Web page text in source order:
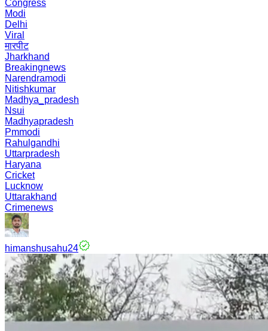
Congress
Modi
Delhi
Viral
मारपीट
Jharkhand
Breakingnews
Narendramodi
Nitishkumar
Madhya_pradesh
Nsui
Madhyapradesh
Pmmodi
Rahulgandhi
Uttarpradesh
Haryana
Cricket
Lucknow
Uttarakhand
Crimenews
himanshusahu24